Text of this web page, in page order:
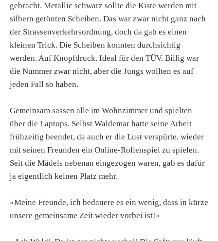
gebracht. Metallic schwarz sollte die Kiste werden mit
silbern getönten Scheiben. Das war zwar nicht ganz nach
der Strassenverkehrsordnung, doch da gab es einen
kleinen Trick. Die Scheiben konnten durchsichtig
werden. Auf Knopfdruck. Ideal für den TÜV. Billig war
die Nummer zwar nicht, aber die Jungs wollten es auf
jeden Fall so haben.
Gemeinsam sassen alle im Wohnzimmer und spielten
über die Laptops. Selbst Waldemar hatte seine Arbeit
frühzeitig beendet, da auch er die Lust verspürte, wieder
mit seinen Freunden ein Online-Rollenspiel zu spielen.
Seit die Mädels nebenan eingezogen waren, gab es dafür
ja eigentlich keinen Platz mehr.
»Meine Freunde, ich bedauere es ein wenig, dass in kürze
unsere gemeinsame Zeit wieder vorbei ist!«